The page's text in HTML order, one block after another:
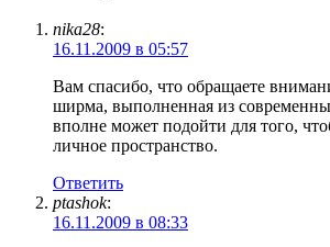
nika28:
16.11.2009 в 05:57
Вам спасибо, что обращаете
ширма, выполненная из
вполне может подойти для того,
личное пространство.
Ответить
ptashok:
16.11.2009 в 08:33